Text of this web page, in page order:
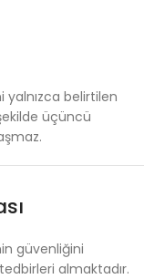
yalnızca belirtilen
üçüncü
güvenliğini
tedbirleri almaktadır.